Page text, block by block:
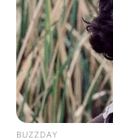
BUZZDAY